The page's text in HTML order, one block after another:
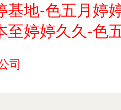
基地-色五月婷
至婷婷久久-色
司